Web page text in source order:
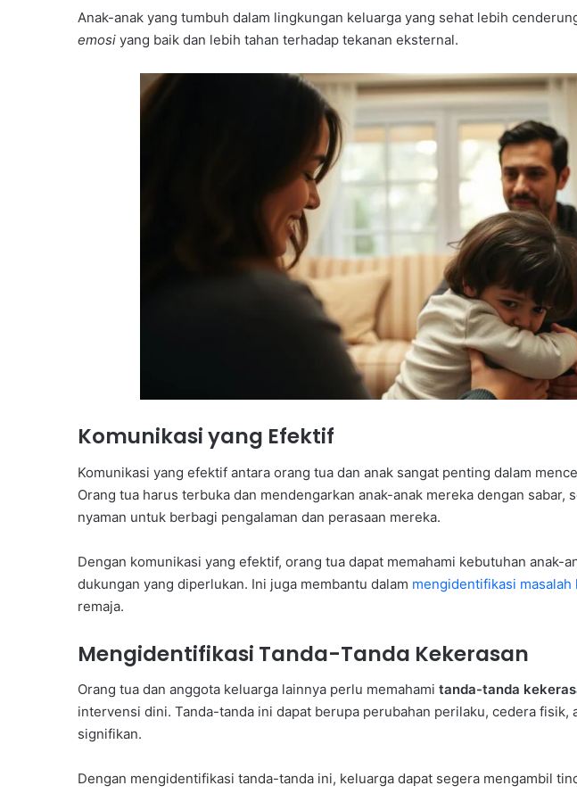
Anak-anak yang tumbuh dalam lingkungan keluarga yang sehat lebih
emosi yang baik dan lebih tahan terhadap tekanan eksternal.
Komunikasi yang Efektif
Komunikasi yang efektif antara orang tua dan anak sangat penting dalam
Orang tua harus terbuka dan mendengarkan anak-anak mereka dengan sabar,
nyaman untuk berbagi pengalaman dan perasaan mereka.
Dengan komunikasi yang efektif, orang tua dapat memahami kebutuhan anak-
dukungan yang diperlukan. Ini juga membantu dalam mengidentifikasi masalah
remaja.
Mengidentifikasi Tanda-Tanda Kekerasan
Orang tua dan anggota keluarga lainnya perlu memahami tanda-tanda
intervensi dini. Tanda-tanda ini dapat berupa perubahan perilaku, cedera fisik,
signifikan.
Dengan mengidentifikasi tanda-tanda ini, keluarga dapat segera mengambil